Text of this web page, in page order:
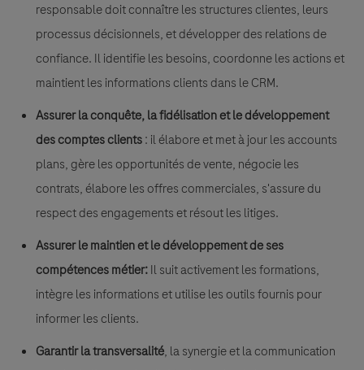
responsable doit connaître les structures clientes, leurs
processus décisionnels, et développer des relations de
confiance. Il identifie les besoins, coordonne les actions et
maintient les informations clients dans le CRM.
Assurer la conquête, la fidélisation et le développement
des comptes clients: il élabore et met à jour les accounts
plans, gère les opportunités de vente, négocie les
contrats, élabore les offres commerciales, s'assure du
respect des engagements et résout les litiges.
Assurer le maintien et le développement de ses
compétences métier:Il suit activement les formations,
intègre les informations et utilise les outils fournis pour
informer les clients.
Garantir la transversalité, la synergie et la communication